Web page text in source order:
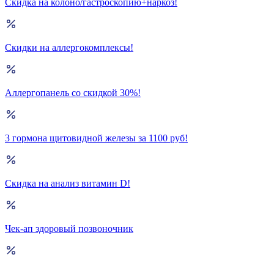
Скидка на колоно/гастроскопию+наркоз!
Скидки на аллергокомплексы!
Аллергопанель со скидкой 30%!
3 гормона щитовидной железы за 1100 руб!
Скидка на анализ витамин D!
Чек-ап здоровый позвоночник